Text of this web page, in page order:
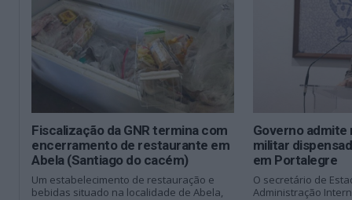
Fiscalização da GNR termina com
encerramento de restaurante em
Abela (Santiago do cacém)
Um estabelecimento de restauração e
bebidas situado na localidade de Abela,
Governo admite
militar
em Portalegre
O secretário de
Administração